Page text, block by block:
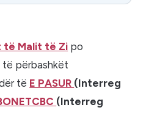
të Malit të Zi po
të përbashkët
të E PASUR (Interreg
(Interreg